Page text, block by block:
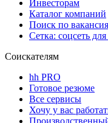
Инвесторам
Каталог компаний
Поиск по
Сетка: соцсеть
Соискателям
hh PRO
Готовое резюме
Все сервисы
Хочу у вас